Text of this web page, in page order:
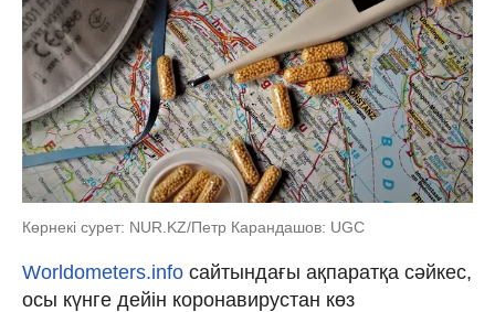
Көрнекі сурет: NUR.KZ/Петр Карандашов: UGC
Worldometers.info сайтындағы ақпаратқа сәйкес,
осы күнге дейін коронавирустан көз